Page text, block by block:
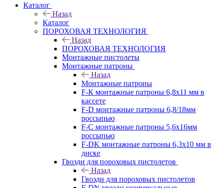
Каталог
Назад
Каталог
ПОРОХОВАЯ ТЕХНОЛОГИЯ
Назад
ПОРОХОВАЯ ТЕХНОЛОГИЯ
Монтажные пистолеты
Монтажные патроны
Назад
Монтажные патроны
F-К монтажные патроны 6,8х11 мм в
кассете
F-D монтажные патроны 6,8/18мм
россыпью
F-C монтажные патроны 5,6х16мм
россыпью
F-DK монтажные патроны 6,3х10 мм в
диске
Гвозди для пороховых пистолетов
Назад
Гвозди для пороховых пистолетов